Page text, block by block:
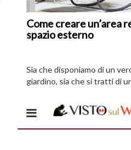
Come creare un’area
spazio esterno
Sia che disponiamo di un
giardino, sia che si tratti di